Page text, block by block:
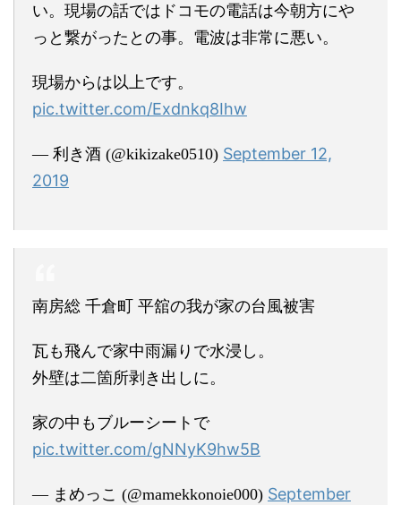
い。現場の話ではドコモの電話は今朝方にや
っと繋がったとの事。電波は非常に悪い。
現場からは以上です。
pic.twitter.com/Exdnkq8Ihw
— 利き酒 (@kikizake0510) September 12,
2019
南房総 千倉町 平舘の我が家の台風被害
瓦も飛んで家中雨漏りで水浸し。
外壁は二箇所剥き出しに。
家の中もブルーシートで
pic.twitter.com/gNNyK9hw5B
— まめっこ (@mamekkonoie000) September